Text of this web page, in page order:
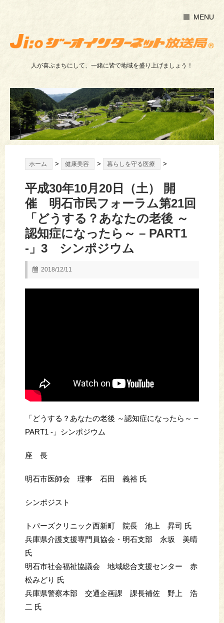
MENU
人が喜ぶまちにして、一緒に皆で地域を盛り上げましょう！
ホーム > 健康美容 > 暮らしを守る医療 >
平成30年10月20日（土） 開
催 明石市民フォーラム第21回
「どうする？あなたの老後 ～
認知症になったら～ – PART1
-」3 シンポジウム
2018/12/11
「どうする？あなたの老後 ～認知症になったら～ –
PART1 -」シンポジウム
座 長
明石市医師会 理事 石田 義裕 氏
シンポジスト
トパーズクリニック西新町 院長 池上 昇司 氏
兵庫県介護支援専門員協会・明石支部 永坂 美晴
氏
明石市社会福祉協議会 地域総合支援センター 赤
松みどり 氏
兵庫県警察本部 交通企画課 課長補佐 野上 浩
二 氏